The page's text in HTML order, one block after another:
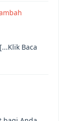
Baca